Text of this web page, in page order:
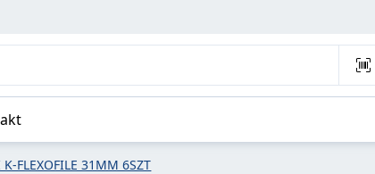
FLEXOFILE 31MM 6SZT